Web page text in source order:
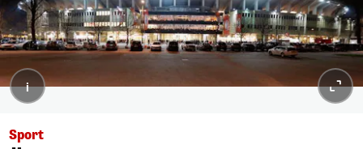
i
Sport